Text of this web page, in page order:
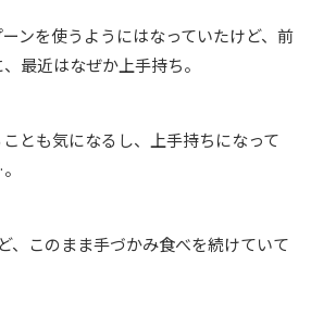
ンを使うようにはなっていたけど、前
最近はなぜか上手持ち。
とも気になるし、上手持ちになって
、このまま手づかみ食べを続けていて